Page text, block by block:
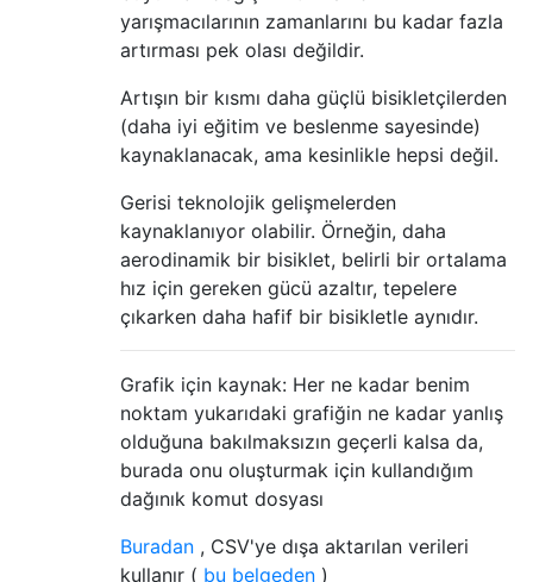
yarışmacılarının zamanlarını bu kadar fazla
artırması pek olası değildir.
Artışın bir kısmı daha güçlü bisikletçilerden
(daha iyi eğitim ve beslenme sayesinde)
kaynaklanacak, ama kesinlikle hepsi değil.
Gerisi teknolojik gelişmelerden
kaynaklanıyor olabilir. Örneğin, daha
aerodinamik bir bisiklet, belirli bir ortalama
hız için gereken gücü azaltır, tepelere
çıkarken daha hafif bir bisikletle aynıdır.
Grafik için kaynak: Her ne kadar benim
noktam yukarıdaki grafiğin ne kadar yanlış
olduğuna bakılmaksızın geçerli kalsa da,
burada onu oluşturmak için kullandığım
dağınık komut dosyası
Buradan , CSV'ye dışa aktarılan verileri
kullanır ( bu belgeden )